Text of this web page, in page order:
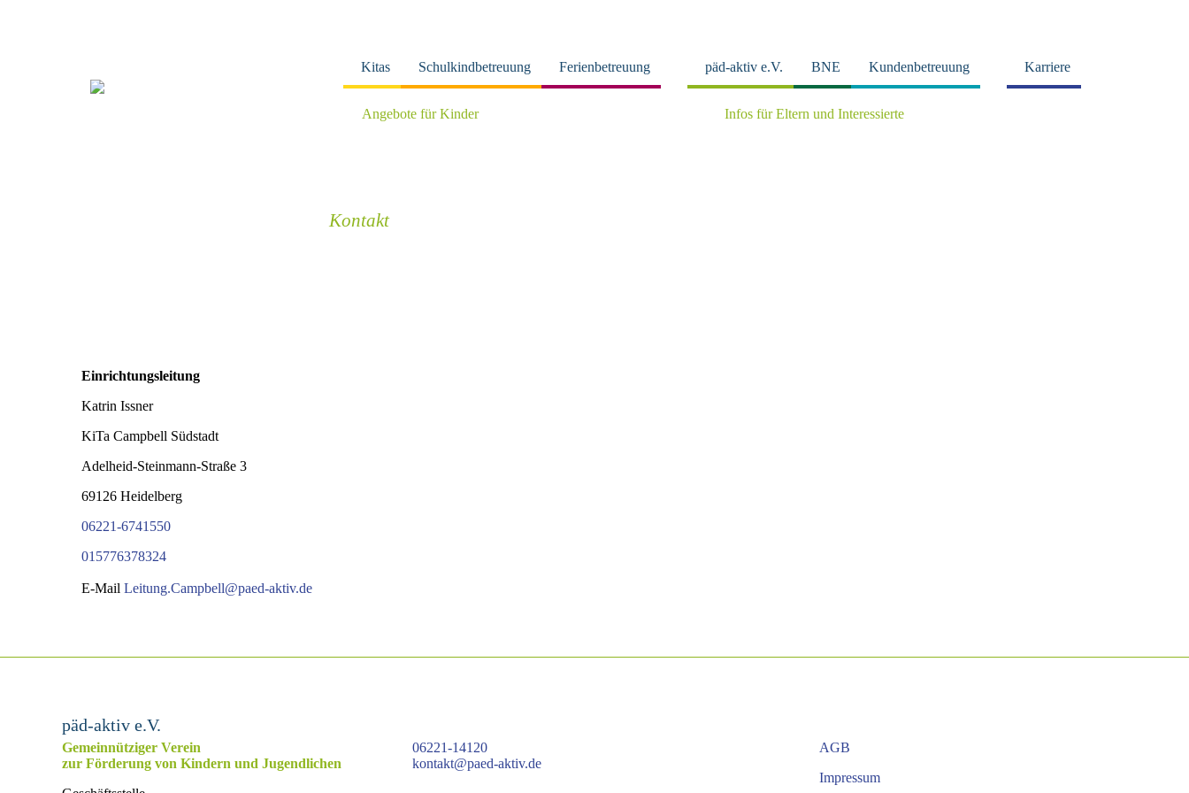
Kitas Schulkindbetreuung Ferienbetreuung päd-aktiv e.V. BNE Kundenbetreuung Karriere
Angebote für Kinder Infos für Eltern und Interessierte
Kontakt
Einrichtungsleitung
Katrin Issner
KiTa Campbell Südstadt
Adelheid-Steinmann-Straße 3
69126 Heidelberg
06221-6741550
015776378324
E-Mail Leitung.Campbell@paed-aktiv.de
päd-aktiv e.V.
Gemeinnütziger Verein
zur Förderung von Kindern und Jugendlichen
06221-14120
kontakt@paed-aktiv.de
AGB
Impressum